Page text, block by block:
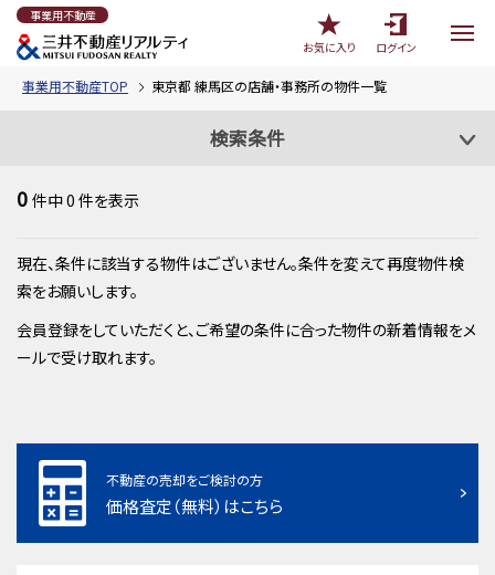
事業用不動産
お気に入り
ログイン
事業用不動産TOP 東京都 練馬区の店舗・事務所の物件一覧
検索条件
0 件中0 件を表示
現在、条件に該当する物件はございません。条件を変えて再度物件検
索をお願いします。
会員登録をしていただくと、ご希望の条件に合った物件の新着情報をメ
ールで受け取れます。
不動産の売却をご検討の方
価格査定（無料）はこちら